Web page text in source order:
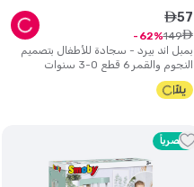
بمبل اند بيرد - سجادة للأطفال بتصميم
النجوم والقمر 6 قطع 0-3 سنوات
ê57
ê
149
62
حصرياً